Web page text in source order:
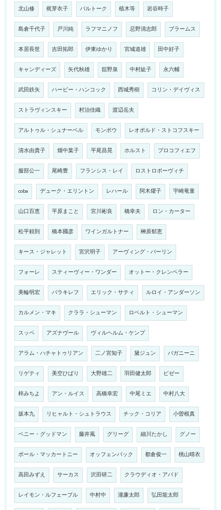
北山修 梶芽衣子 バルトーク 植木等 岩谷時子
島倉千代子 戸川純 ラフマニノフ 忌野清志郎 ブラームス
本居長世 吉田拓郎 伊東ゆかり 宮城道雄 田中好子
キャンディーズ 矢代秋雄 舘野泉 中村紘子 永六輔
武田鉄矢 ハービー・ハンコック 西城秀樹 コリン・デイヴィス
ストラヴィンスキー 村治佳織 渡辺岳夫
アルトゥル・シュナーベル モンポウ レオポルド・ストコフスキー
清水由貴子 畑中葉子 平尾昌晃 ホルスト プロコフィエフ
服部公一 尾崎豊 フランシス・レイ ロストロポーヴィチ
coba デューク・エリントン レハール 阿木燿子 宇崎竜童
山口百恵 平原まこと 宮川彬良 橋幸夫 ロン・カーター
松平頼則 橋本國彦 ワインガルトナー 榊原郁恵
キース・ジャレット 宮沢明子 アーヴィング・バーリン
フォーレ スティーヴィー・ワンダー オットー・クレンペラー
美輪明宏 バラキレフ エリック・サティ ルロイ・アンダーソン
カルメン・マキ クララ・シューマン ロベルト・シューマン
スッペ アズナヴール ヴィルヘルム・ケンプ
アラム・ハチャトゥリアン 二ノ宮知子 黛ジュン パガニーニ
リゲティ 美空ひばり 大野雄二 羽田健太郎 ビゼー
梓みちよ アン・ルイス 高橋幸宏 中尾ミエ 中村八大
坂本九 リヒャルト・シュトラウス チック・コリア 小曽根真
ベニー・グッドマン 藤井風 グリーグ 細川たかし グノー
ポール・マッカートニー オッフェンバック 都倉俊一 桃山晴衣
高田みずえ サーカス 沢田研二 クラウディオ・アバド
レイモン・ルフェーブル 中村中 瀧廉太郎 弘田龍太郎